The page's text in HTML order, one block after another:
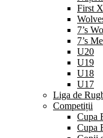
First
7’s
7’s
U20
U19
U18
U17
Liga de
Competiții
Cupa
Cupa